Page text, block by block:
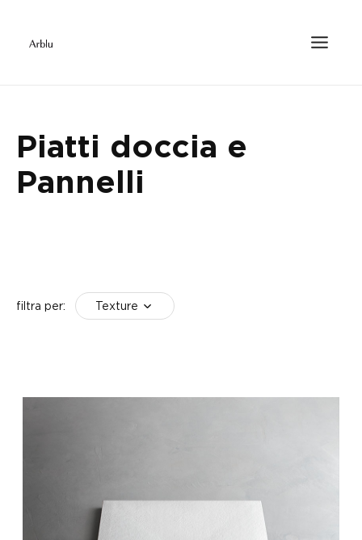
Piatti doccia e
Pannelli
filtra per: Texture